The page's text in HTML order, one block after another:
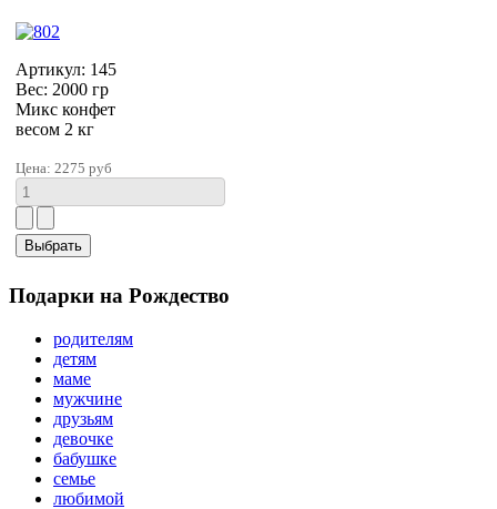
Артикул: 145
Вес: 2000 гр
Микс конфет
весом 2 кг
Цена: 2275 руб
Подарки на Рождество
родителям
детям
маме
мужчине
друзьям
девочке
бабушке
семье
любимой